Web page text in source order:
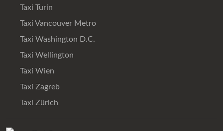
Taxi Turin
Taxi Vancouver Metro
Taxi Washington D.C.
Taxi Wellington
Taxi Wien
Taxi Zagreb
Taxi Zürich